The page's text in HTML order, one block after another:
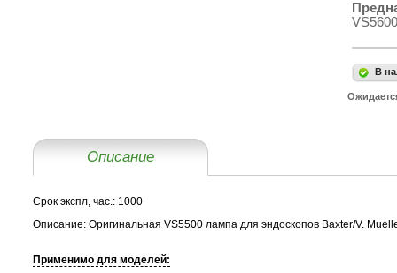
VS5600
В
Описание
Срок экспл, час.: 1000
Описание: Оригинальная VS5500 лампа для эндоскопов Baxter/V.
Применимо для моделей: